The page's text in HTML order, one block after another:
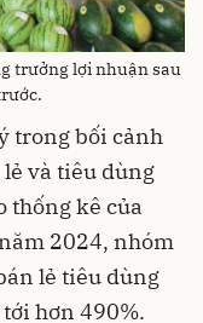
trưởng lợi nhuận sau
trong bối cảnh
và tiêu dùng
thống kê của
2024, nhóm
lẻ tiêu dùng
hơn 490%.